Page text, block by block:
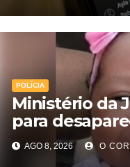
POLÍCIA
Ministério da
para
28 dias em
suposto
AGO 8, 2026 O